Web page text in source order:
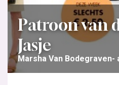
Patroon van
Jasje
Marsha Van Bodegraven